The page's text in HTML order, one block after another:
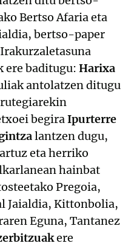
Bertso Afaria eta
bertso-paper
ere baditugu: Harixa
antolatzen ditugu
begiraIpurterre
lantzen dugu,
eta herriko
hainbat
Pregoia,
Jaialdia, Kittonbolia,
Eguna, Tantanez
ere